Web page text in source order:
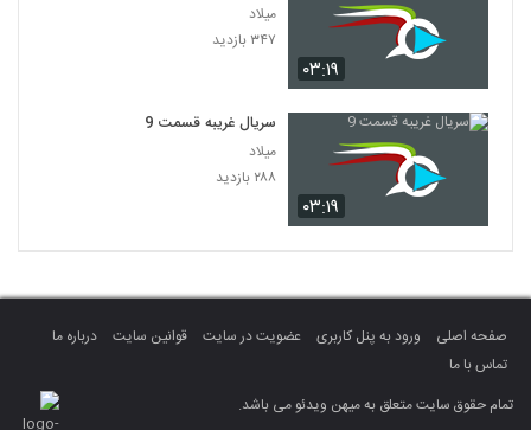
۰۳:۱۹
میلاد
۳۴۷ بازدید
۰۳:۱۹
سریال غریبه قسمت 9
میلاد
۲۸۸ بازدید
صفحه اصلی ورود به پنل کاربری عضویت در سایت قوانین سایت
درباره ما
تماس با ما
تمام حقوق سایت متعلق به میهن ویدئو می باشد.